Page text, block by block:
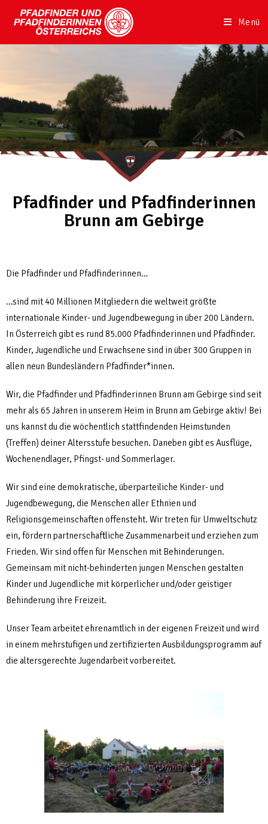
Menü
Pfadfinder und Pfadfinderinnen
Brunn am Gebirge
Die Pfadfinder und Pfadfinderinnen…
…sind mit 40 Millionen Mitgliedern die weltweit größte
internationale Kinder- und Jugendbewegung in über 200 Ländern.
In Österreich gibt es rund 85.000 Pfadfinderinnen und Pfadfinder.
Kinder, Jugendliche und Erwachsene sind in über 300 Gruppen in
allen neun Bundesländern Pfadfinder*innen.
Wir, die Pfadfinder und Pfadfinderinnen Brunn am Gebirge sind seit
mehr als 65 Jahren in unserem Heim in Brunn am Gebirge aktiv! Bei
uns kannst du die wöchentlich stattfindenden Heimstunden
(Treffen) deiner Altersstufe besuchen. Daneben gibt es Ausflüge,
Wochenendlager, Pfingst- und Sommerlager.
Wir sind eine demokratische, überparteiliche Kinder- und
Jugendbewegung, die Menschen aller Ethnien und
Religionsgemeinschaften offensteht. Wir treten für Umweltschutz
ein, fördern partnerschaftliche Zusammenarbeit und erziehen zum
Frieden. Wir sind offen für Menschen mit Behinderungen.
Gemeinsam mit nicht-behinderten jungen Menschen gestalten
Kinder und Jugendliche mit körperlicher und/oder geistiger
Behinderung ihre Freizeit.
Unser Team arbeitet ehrenamtlich in der eigenen Freizeit und wird
in einem mehrstufigen und zertifizierten Ausbildungsprogramm auf
die altersgerechte Jugendarbeit vorbereitet.